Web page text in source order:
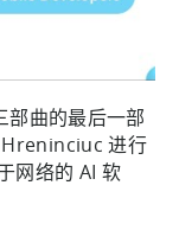
部曲的最后一部
进行
网络的 AI 软